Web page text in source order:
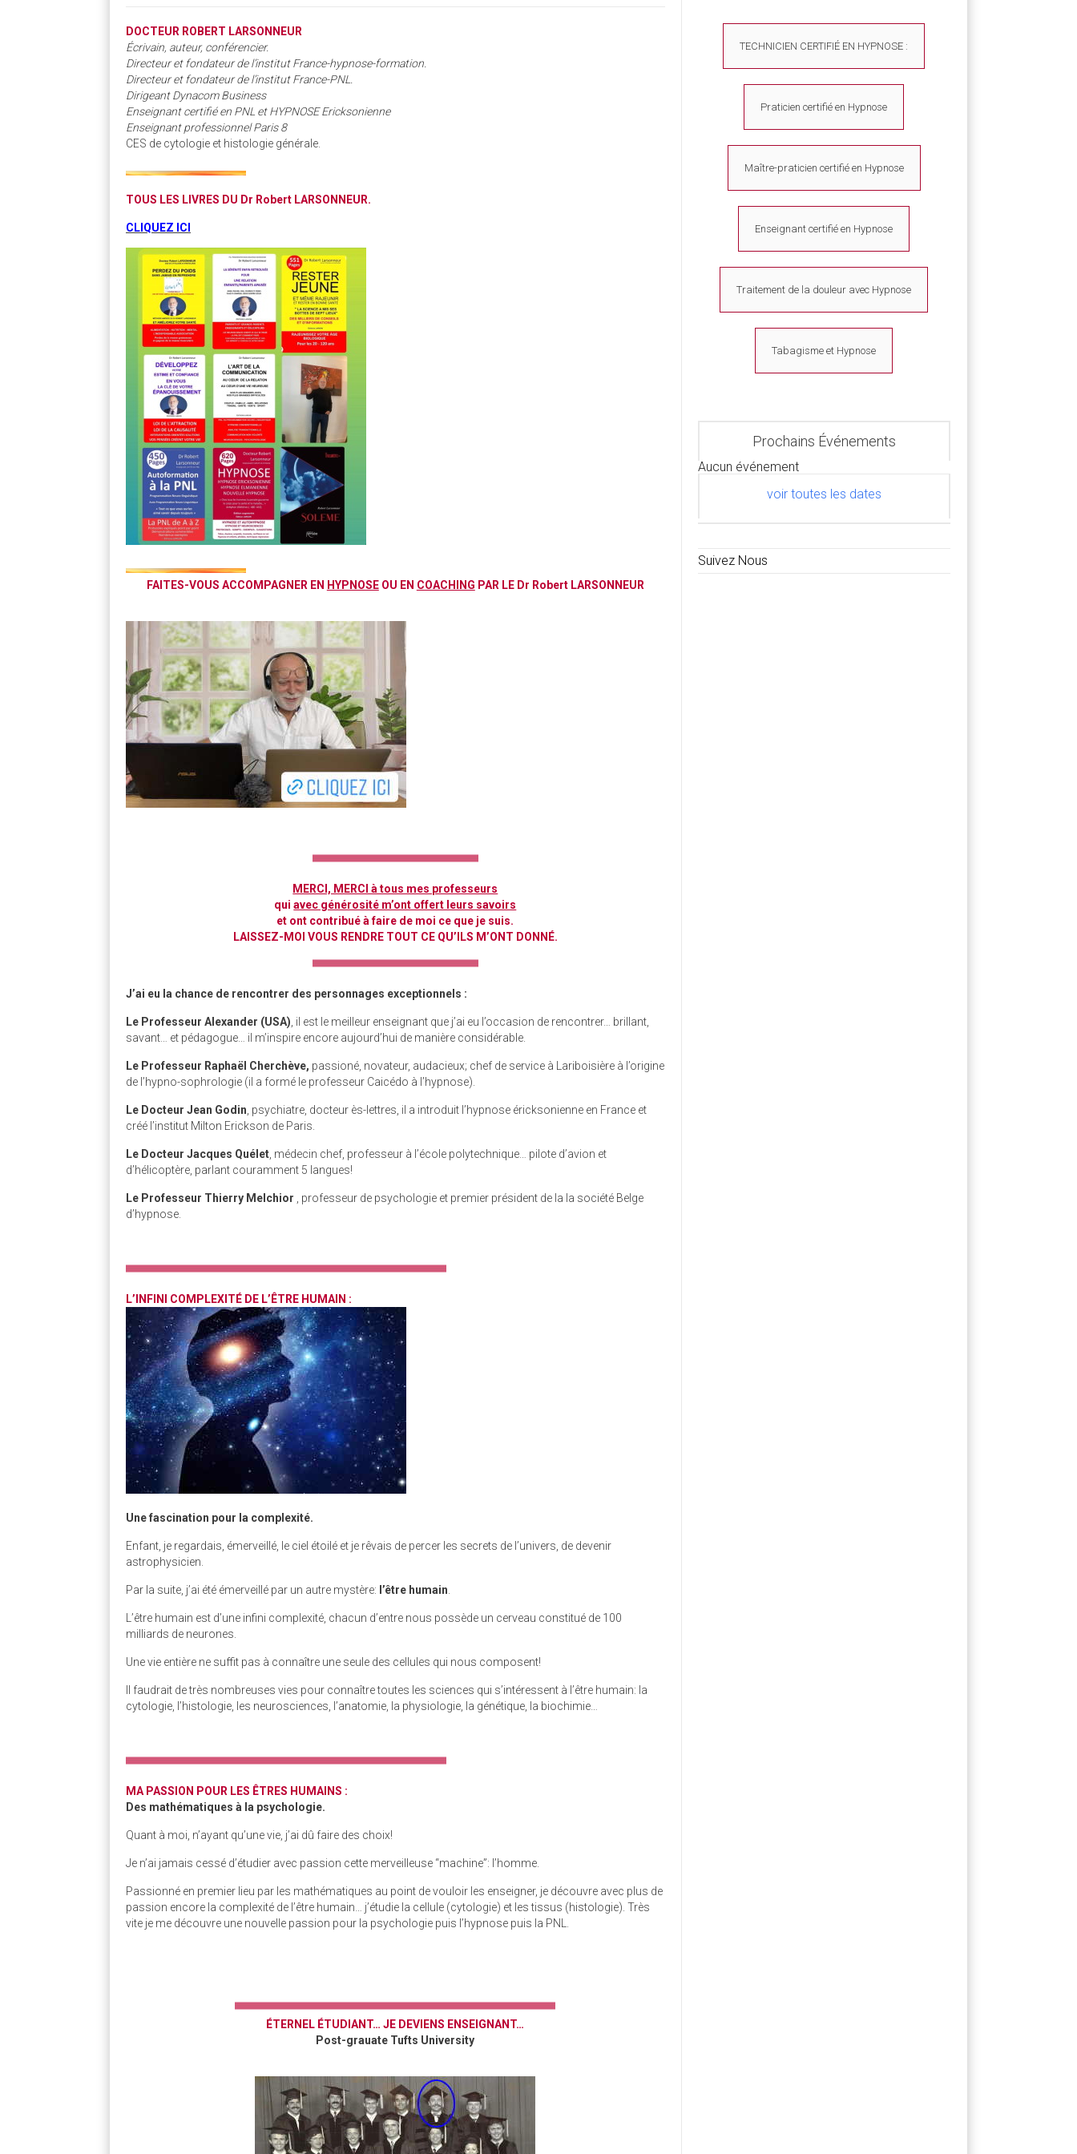
DOCTEUR ROBERT LARSONNEUR
Écrivain, auteur, conférencier.
Directeur et fondateur de l’institut France-hypnose-formation.
Directeur et fondateur de l’institut France-PNL.
Dirigeant Dynacom Business
Enseignant certifié en PNL etHYPNOSE Ericksonienne
Enseignant professionnel Paris 8
CES de cytologie et histologie générale.
TOUS LES LIVRES DU Dr Robert LARSONNEUR.
CLIQUEZ ICI
FAITES-VOUS ACCOMPAGNER EN HYPNOSEOU EN COACHING PAR LE Dr Robert LARSONNEUR
MERCI, MERCI à tous mes professeurs
quiavec générosité m’ont offert leurs savoirs
et ont contribué à faire de moi ce que je suis.
LAISSEZ-MOI VOUS RENDRE TOUT CE QU’ILS M’ONT DONNÉ.
J’ai eu la chance de rencontrer des personnages exceptionnels :
Le Professeur Alexander (USA), il est le meilleur enseignant que j’ai eu l’occasion de rencontrer… brillant,
savant… et pédagogue… il m’inspire encore aujourd’hui de manière considérable.
Le Professeur Raphaël Cherchève, passioné, novateur, audacieux; chef de service à Lariboisière à l’origine
de l’hypno-sophrologie (il a formé le professeur Caicédo à l’hypnose).
Le Docteur Jean Godin, psychiatre, docteur ès-lettres, il a introduit l’hypnose éricksonienne en France et
créé l’institut Milton Erickson de Paris.
Le Docteur Jacques Quélet, médecin chef, professeur à l’école polytechnique… pilote d’avion et
d’hélicoptère, parlant couramment 5 langues!
Le Professeur Thierry Melchior , professeur de psychologie et premier président de la la société Belge
d’hypnose.
L’INFINI COMPLEXITÉ DE L’ÊTRE HUMAIN :
Une fascination pour la complexité.
Enfant, je regardais, émerveillé, le ciel étoilé et je rêvais de percer les secrets de l’univers, de devenir
astrophysicien.
Par la suite, j’ai été émerveillé par un autre mystère: l’être humain.
L’être humain est d’une infini complexité, chacun d’entre nous possède un cerveau constitué de 100
milliards de neurones.
Une vie entière ne suffit pas à connaître une seule des cellules qui nous composent!
Il faudrait de très nombreuses vies pour connaître toutes les sciences qui s’intéressent à l’être humain: la
cytologie, l’histologie, les neurosciences, l’anatomie, la physiologie, la génétique, la biochimie…
MA PASSION POUR LES ÊTRES HUMAINS :
Des mathématiques à la psychologie.
Quant à moi, n’ayant qu’une vie, j’ai dû faire des choix!
Je n’ai jamais cessé d’étudier avec passion cette merveilleuse “machine”: l’homme.
Passionné en premier lieu par les mathématiques au point de vouloir les enseigner, je découvre avec plus de
passion encore la complexité de l’être humain… j’étudie la cellule (cytologie) et les tissus (histologie). Très
vite je me découvre une nouvelle passion pour la psychologie puis l’hypnose puis la PNL.
ÉTERNEL ÉTUDIANT… JE DEVIENS ENSEIGNANT…
Post-grauate Tufts University
TECHNICIEN CERTIFIÉ EN HYPNOSE :
Praticien certifié en Hypnose
Maître-praticien certifié en Hypnose
Enseignant certifié en Hypnose
Traitement de la douleur avec Hypnose
Tabagisme et Hypnose
Prochains Événements
Aucun événement
voir toutes les dates
Suivez Nous